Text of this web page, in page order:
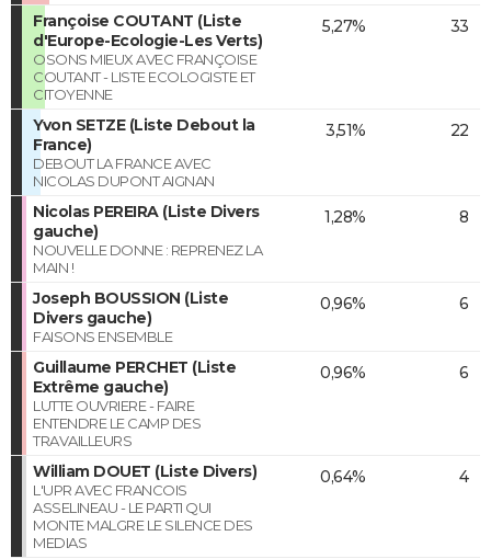
Françoise COUTANT (Liste
d'Europe-Ecologie-Les Verts)
OSONS MIEUX AVEC FRANÇOISE
COUTANT - LISTE ECOLOGISTE ET
CITOYENNE
5,27% 33
Yvon SETZE (Liste Debout la
France)
DEBOUT LA FRANCE AVEC
NICOLAS DUPONT AIGNAN
3,51% 22
Nicolas PEREIRA (Liste Divers
gauche)
NOUVELLE DONNE : REPRENEZ LA
MAIN !
1,28% 8
Joseph BOUSSION (Liste
Divers gauche)
FAISONS ENSEMBLE
0,96% 6
Guillaume PERCHET (Liste
Extrême gauche)
LUTTE OUVRIERE - FAIRE
ENTENDRE LE CAMP DES
TRAVAILLEURS
0,96% 6
William DOUET (Liste Divers)
L'UPR AVEC FRANCOIS
ASSELINEAU - LE PARTI QUI
MONTE MALGRE LE SILENCE DES
MEDIAS
0,64% 4